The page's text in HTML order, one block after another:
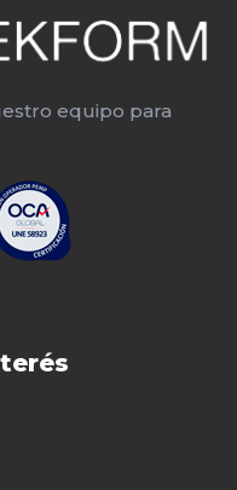
equipo para